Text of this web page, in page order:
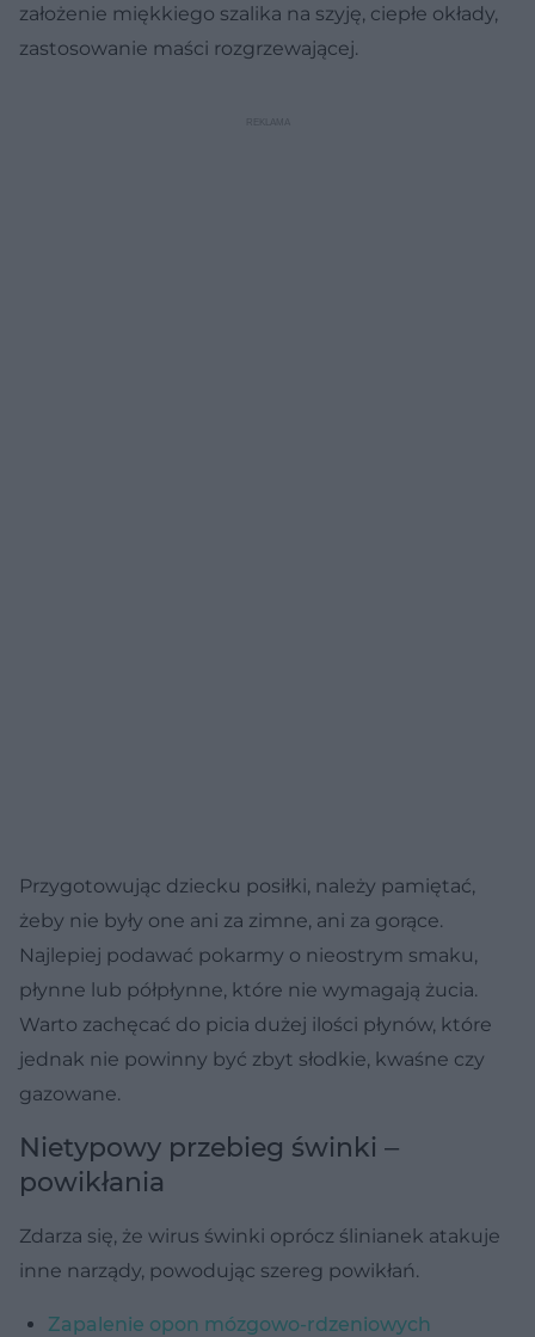
założenie miękkiego szalika na szyję, ciepłe okłady,
zastosowanie maści rozgrzewającej.
Przygotowując dziecku posiłki, należy pamiętać,
żeby nie były one ani za zimne, ani za gorące.
Najlepiej podawać pokarmy o nieostrym smaku,
płynne lub półpłynne, które nie wymagają żucia.
Warto zachęcać do picia dużej ilości płynów, które
jednak nie powinny być zbyt słodkie, kwaśne czy
gazowane.
Nietypowy przebieg świnki ‒
powikłania
Zdarza się, że wirus świnki oprócz ślinianek atakuje
inne narządy, powodując szereg powikłań.
Zapalenie opon mózgowo-rdzeniowych